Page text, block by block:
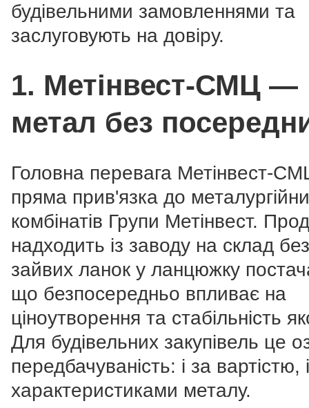
будівельними замовленнями та
заслуговують на довіру.
1. Метінвест-СМЦ —
метал без
Головна перевага Метінвест-
пряма прив'язка до
комбінатів Групи Метінвест.
надходить із заводу на склад без
зайвих ланок у ланцюжку
що безпосередньо впливає на
ціноутворення та стабільність
Для будівельних закупівель це
передбачуваність: і за вартістю,
характеристиками металу.